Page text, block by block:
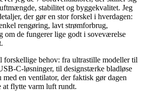
stabilitet og byggekvalitet. Jeg
der gør en stor forskel i hverdagen:
rengøring, lavt strømforbrug,
om de fungerer lige godt i soveværelse
forskellige behov: fra ultrastille modeller til
C-løsninger, til designstærke bladløse
med en ventilator, der faktisk gør dagen
at flytte varm luft rundt.